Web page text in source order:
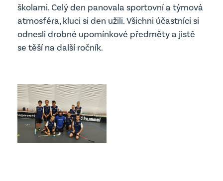
Projekty
Školská rada
Edookit
školami. Celý den panovala sportovní a týmová
atmosféra, kluci si den užili. Všichni účastníci si
odnesli drobné upomínkové předměty a jistě
se těší na další ročník.